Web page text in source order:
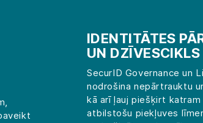
IDENTITĀTES
UN DZĪVESCIKLS
SecurID Governance un
nodrošina nepārtrauktu
kā arī ļauj piešķirt
atbilstošu piekļuves